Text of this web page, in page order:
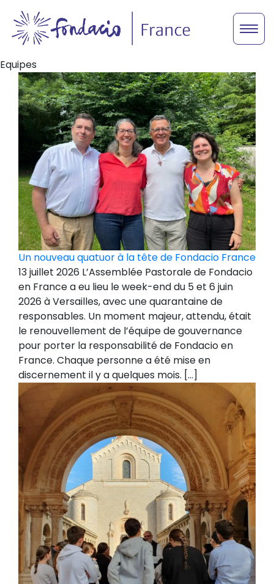
Equipes
Un nouveau quatuor à la tête de Fondacio France
13 juillet 2026 L’Assemblée Pastorale de Fondacio
en France a eu lieu le week-end du 5 et 6 juin
2026 à Versailles, avec une quarantaine de
responsables. Un moment majeur, attendu, était
le renouvellement de l’équipe de gouvernance
pour porter la responsabilité de Fondacio en
France. Chaque personne a été mise en
discernement il y a quelques mois. […]